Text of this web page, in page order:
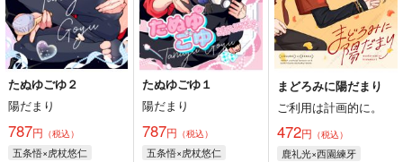
たぬゆごゆ２
陽だまり
787円 （税込）
五条悟×虎杖悠仁
たぬゆごゆ１
陽だまり
787円 （税込）
五条悟×虎杖悠仁
まどろみに陽だまり
ご利用は計画的に。
472円 （税込）
鹿礼光×西園練牙